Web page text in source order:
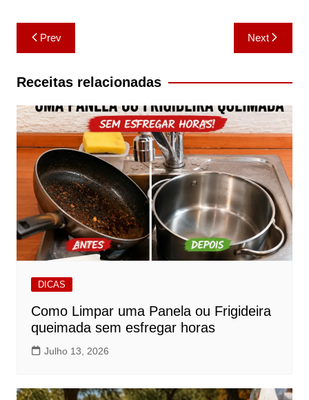
Navegação
de
artigos
Prev Next
Receitas relacionadas
DICAS
Como Limpar uma Panela ou Frigideira
queimada sem esfregar horas
Julho 13, 2026